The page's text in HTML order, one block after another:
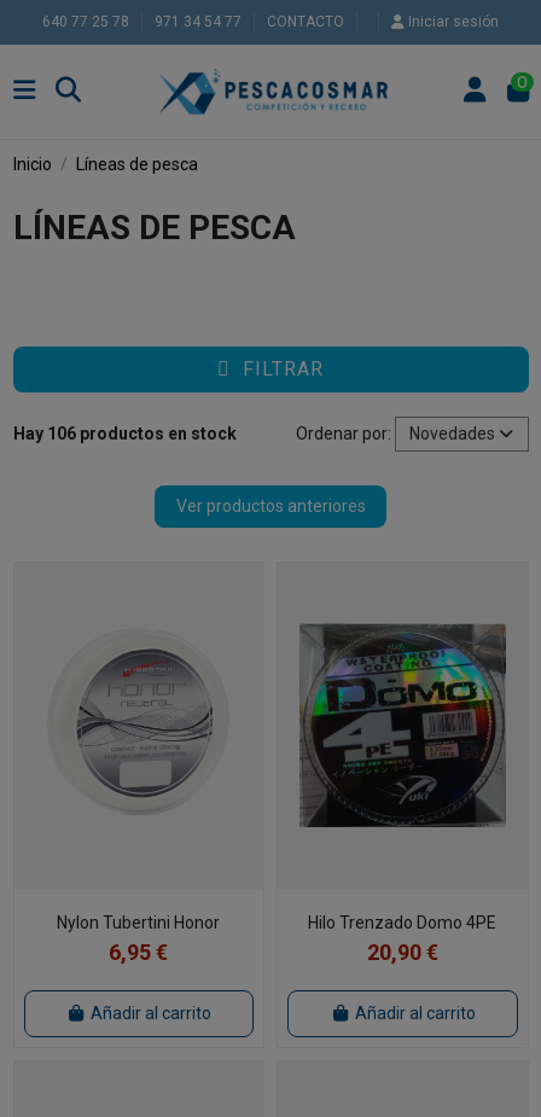
640 77 25 78 971 34 54 77 CONTACTO Iniciar sesión
0
Inicio Líneas de pesca
LÍNEAS DE PESCA
FILTRAR
Hay 106 productos en stock Ordenar por: Novedades
Ver productos anteriores
Nylon Tubertini Honor
6,95 €
Añadir al carrito
Hilo Trenzado Domo 4PE
20,90 €
Añadir al carrito